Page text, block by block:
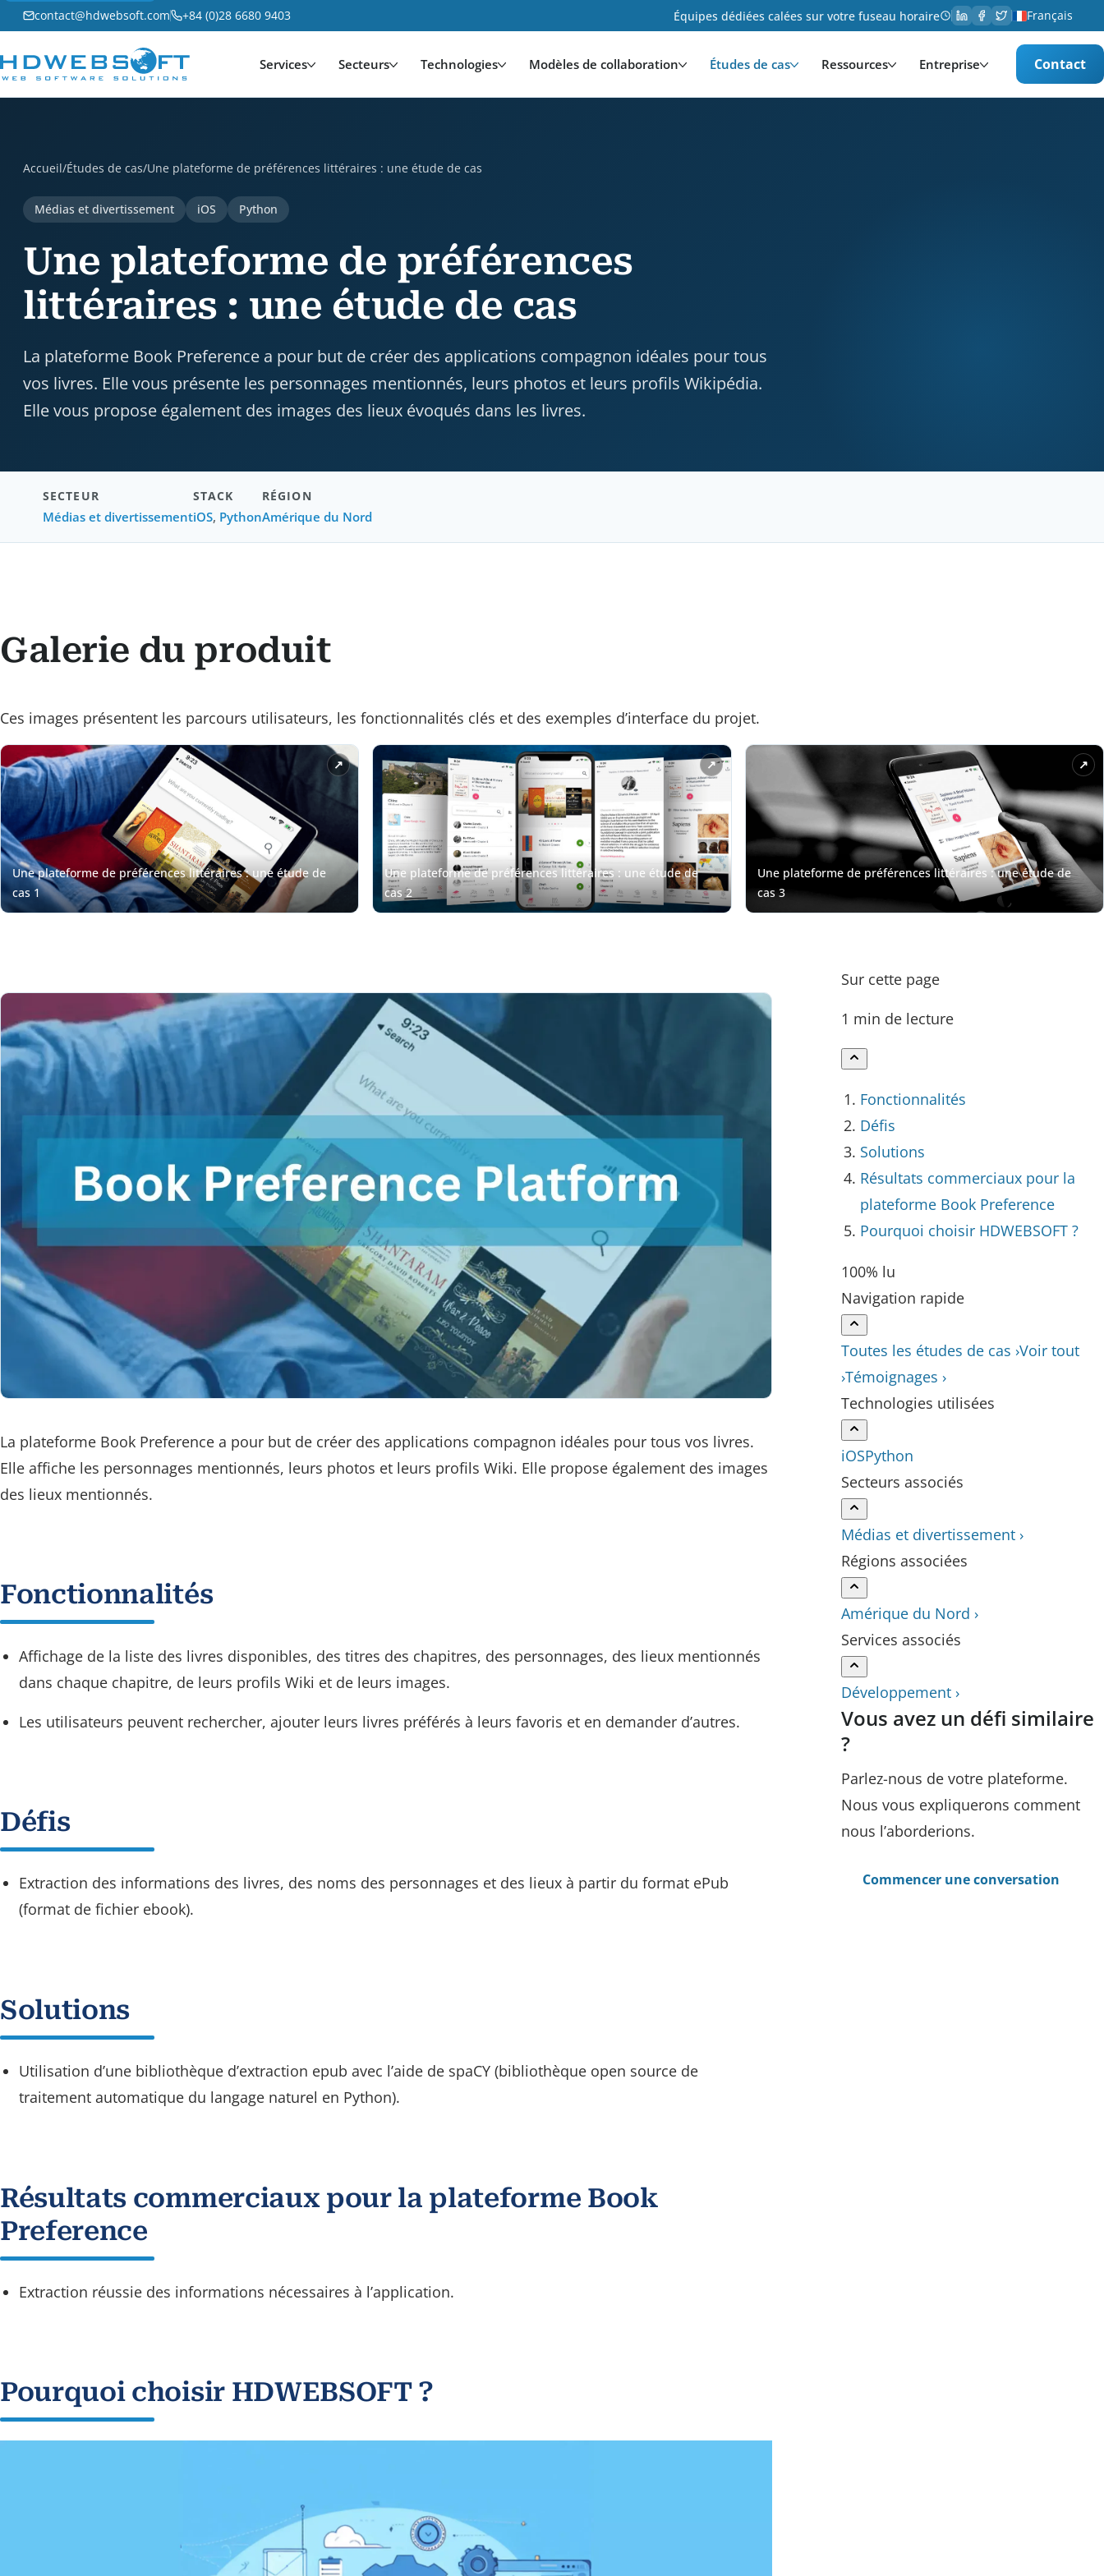
contact@hdwebsoft.com +84 (0)28 6680 9403 Équipes dédiées calées sur votre fuseau horaire Français
Services Secteurs Technologies Modèles de collaboration Études de cas Ressources Entreprise Contact
Accueil/Études de cas/Une plateforme de préférences littéraires : une étude de cas
Médias et divertissement iOS Python
Une plateforme de préférences
littéraires : une étude de cas
La plateforme Book Preference a pour but de créer des applications compagnon idéales pour tous
vos livres. Elle vous présente les personnages mentionnés, leurs photos et leurs profils Wikipédia.
Elle vous propose également des images des lieux évoqués dans les livres.
SECTEUR
Médias et divertissement
STACK
iOS, Python
RÉGION
Amérique du Nord
Galerie du produit
Ces images présentent les parcours utilisateurs, les fonctionnalités clés et des exemples d’interface du projet.
La plateforme Book Preference a pour but de créer des applications compagnon idéales pour tous vos livres.
Elle affiche les personnages mentionnés, leurs photos et leurs profils Wiki. Elle propose également des images
des lieux mentionnés.
Fonctionnalités
Affichage de la liste des livres disponibles, des titres des chapitres, des personnages, des lieux mentionnés
dans chaque chapitre, de leurs profils Wiki et de leurs images.
Les utilisateurs peuvent rechercher, ajouter leurs livres préférés à leurs favoris et en demander d’autres.
Défis
Extraction des informations des livres, des noms des personnages et des lieux à partir du format ePub
(format de fichier ebook).
Solutions
Utilisation d’une bibliothèque d’extraction epub avec l’aide de spaCY (bibliothèque open source de
traitement automatique du langage naturel en Python).
Résultats commerciaux pour la plateforme Book
Preference
Extraction réussie des informations nécessaires à l’application.
Pourquoi choisir HDWEBSOFT ?
Sur cette page
1 min de lecture
Fonctionnalités
Défis
Solutions
Résultats commerciaux pour la
plateforme Book Preference
Pourquoi choisir HDWEBSOFT ?
100% lu
Navigation rapide
Toutes les études de cas ›Voir tout
›Témoignages ›
Technologies utilisées
iOSPython
Secteurs associés
Médias et divertissement ›
Régions associées
Amérique du Nord ›
Services associés
Développement ›
Vous avez un défi similaire
?
Parlez-nous de votre plateforme.
Nous vous expliquerons comment
nous l’aborderions.
Commencer une conversation